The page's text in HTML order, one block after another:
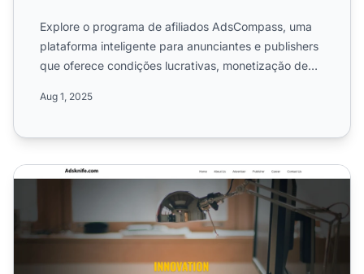
Explore o programa de afiliados AdsCompass, uma
plataforma inteligente para anunciantes e publishers
que oferece condições lucrativas, monetização de
Aug 1, 2025
Programa de Afiliados Adsknife